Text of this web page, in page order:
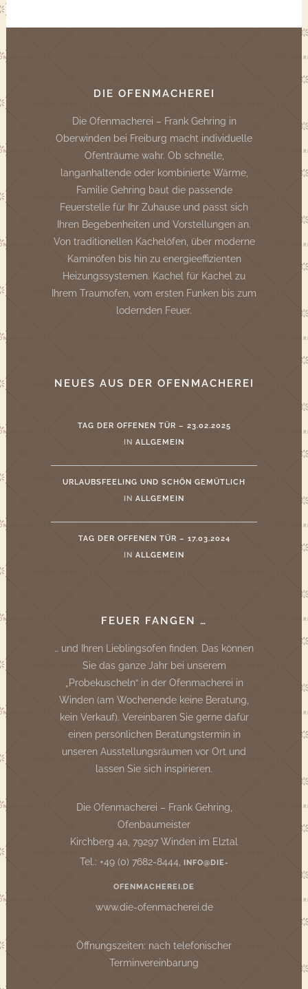
DIE OFENMACHEREI
Die Ofenmacherei – Frank Gehring in
Oberwinden bei Freiburg macht individuelle
Ofenträume wahr. Ob schnelle,
langanhaltende oder kombinierte Wärme,
Familie Gehring baut die passende
Feuerstelle für Ihr Zuhause und passt sich
Ihren Begebenheiten und Vorstellungen an.
Von traditionellen Kachelöfen, über moderne
Kaminöfen bis hin zu energieeffizienten
Heizungssystemen. Kachel für Kachel zu
Ihrem Traumofen, vom ersten Funken bis zum
lodernden Feuer.
NEUES AUS DER OFENMACHEREI
TAG DER OFFENEN TÜR – 23.02.2025
IN ALLGEMEIN
URLAUBSFEELING UND SCHÖN GEMÜTLICH
IN ALLGEMEIN
TAG DER OFFENEN TÜR – 17.03.2024
IN ALLGEMEIN
FEUER FANGEN …
… und Ihren Lieblingsofen finden. Das können
Sie das ganze Jahr bei unserem
„Probekuscheln“ in der Ofenmacherei in
Winden (am Wochenende keine Beratung,
kein Verkauf). Vereinbaren Sie gerne dafür
einen persönlichen Beratungstermin in
unseren Ausstellungsräumen vor Ort und
lassen Sie sich inspirieren.
Die Ofenmacherei – Frank Gehring,
Ofenbaumeister
Kirchberg 4a, 79297 Winden im Elztal
Tel.: +49 (0) 7682-8444,
INFO@DIE-
OFENMACHEREI.DE
www.die-ofenmacherei.de
Öffnungszeiten: nach telefonischer
Terminvereinbarung